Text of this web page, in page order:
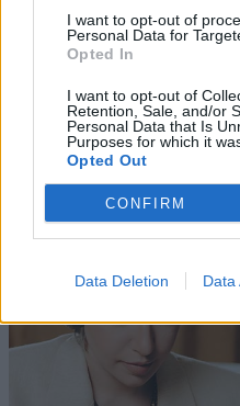
I want to opt-out of
Personal Data for
Opted In
I want to opt-out of
Retention, Sale, and/or
Personal Data that Is
Purposes for which it
Opted Out
CONFIRM
Data Deletion Data
Altri articoli che